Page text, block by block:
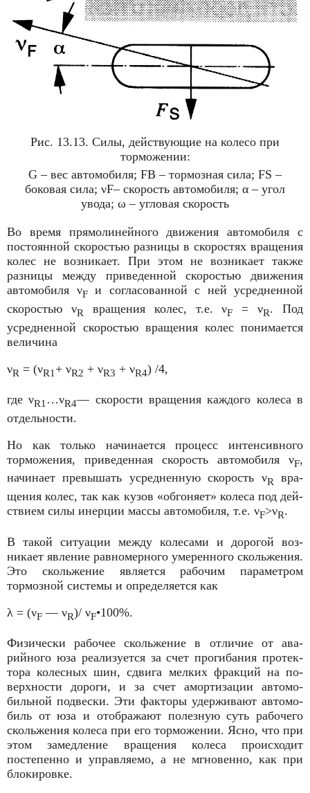
Рис. 13.13. Силы, действующие на колесо при
торможении:
G – вес автомобиля; FB – тормозная сила; FS –
боковая сила; νF– скорость автомобиля; α – угол
увода; ω – угловая скорость
Во время прямолинейного движения автомобиля с
постоянной скоро­стью разницы в скоростях вращения
колес не возни­кает. При этом не возникает также
разницы между приведенной скоростью движения
автомобиля νFи согласованной с ней усредненной
скоростью νR вра­щения колес, т.е. νF = νR. Под
усредненной скоростью вращения колес понимается
величина
νR = (νR1 + νR2 + νR3 + νR4) /4,
где νR1 …νR4— скорости вращения каждого коле­са в
отдельности.
Но как только начинается процесс интенсивного
торможения, приведенная скорость автомобиля νF,
начинает превышать усредненную скорость νR
вра­
щения колес, так как кузов «обгоняет» колеса под дей­
ствием силы инерции массы автомобиля, т.е. νF>νR.
В такой ситуации между колесами и дорогой воз­
никает явление равномерного умеренного скольже­ния.
Это скольжение является рабочим параметром
тормозной системы и определяется как
λ = (νF — νR)/ νF•100%.
Физически рабочее скольжение в отличие от ава­
рийного юза реализуется за счет прогибания протек­
тора колесных шин, сдвига мелких фракций на по­
верхности дороги, и за счет амортизации автомо­
бильной подвески. Эти факторы удерживают автомо­
биль от юза и отображают полезную суть рабочего
скольжения колеса при его торможении. Ясно, что при
этом замедление вращения колеса происходит
постепенно и управляемо, а не мгновенно, как при
блокировке.